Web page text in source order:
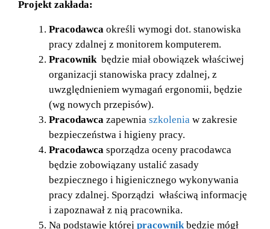
Projekt zakłada:
Pracodawca określi wymogi dot. stanowiska
pracy zdalnej z monitorem komputerem.
Pracownik będzie miał obowiązek właściwej
organizacji stanowiska pracy zdalnej, z
uwzględnieniem wymagań ergonomii, będzie
(wg nowych przepisów).
Pracodawca zapewnia szkolenia w zakresie
bezpieczeństwa i higieny pracy.
Pracodawca sporządza oceny pracodawca
będzie zobowiązany ustalić zasady
bezpiecznego i higienicznego wykonywania
pracy zdalnej. Sporządzi właściwą informację
i zapoznawał z nią pracownika.
Na podstawie której pracownikbędzie mógł